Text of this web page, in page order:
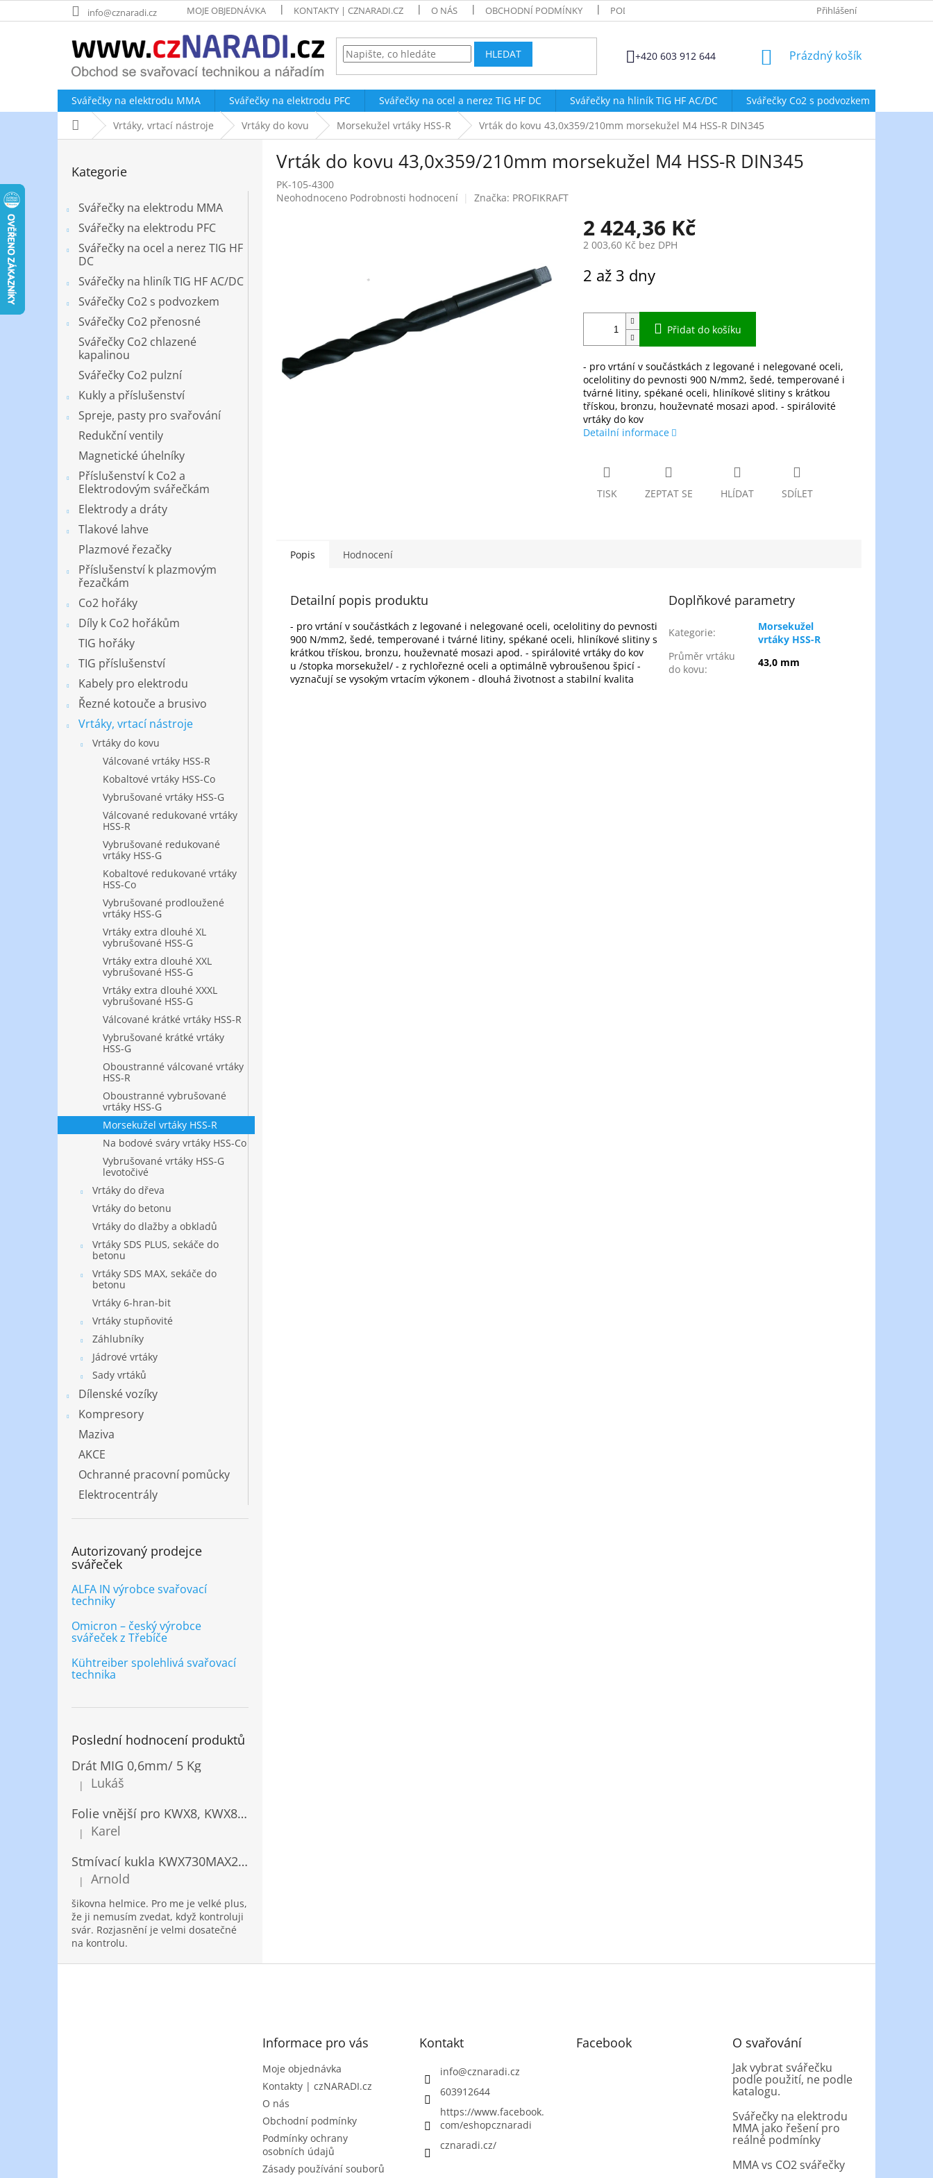
na
info@cznaradi.cz MOJE OBJEDNÁVKA KONTAKTY | CZNARADI.CZ O NÁS OBCHODNÍ PODMÍNKY PODMÍNKY OCHRANY OSOBNÍCH ÚDAJŮ ZÁSADY POUŽÍVÁNÍ
Přihlášení
HLEDAT +420 603 912 644
NÁKUPNÍ
Prázdný košík
Svářečky na elektrodu MMA Svářečky na elektrodu PFC Svářečky na ocel a nerez TIG HF DC Svářečky na hliník TIG HF AC/DC Svářečky Co2 s podvozkem
Domů Vrtáky, vrtací nástroje Vrtáky do kovu Morsekužel vrtáky HSS-R Vrták do kovu 43,0x359/210mm morsekužel M4 HSS-R DIN345
kategorie
Kategorie
Svářečky na elektrodu MMA
Svářečky na elektrodu PFC
Svářečky na ocel a nerez TIG HF
DC
Svářečky na hliník TIG HF AC/DC
Svářečky Co2 s podvozkem
Svářečky Co2 přenosné
Svářečky Co2 chlazené
kapalinou
Svářečky Co2 pulzní
Kukly a příslušenství
Spreje, pasty pro svařování
Redukční ventily
Magnetické úhelníky
Příslušenství k Co2 a
Elektrodovým svářečkám
Elektrody a dráty
Tlakové lahve
Plazmové řezačky
Příslušenství k plazmovým
řezačkám
Co2 hořáky
Díly k Co2 hořákům
TIG hořáky
TIG příslušenství
Kabely pro elektrodu
Řezné kotouče a brusivo
Vrtáky, vrtací nástroje
Vrtáky do kovu
Válcované vrtáky HSS-R
Kobaltové vrtáky HSS-Co
Vybrušované vrtáky HSS-G
Válcované redukované vrtáky
HSS-R
Vybrušované redukované
vrtáky HSS-G
Kobaltové redukované vrtáky
HSS-Co
Vybrušované prodloužené
vrtáky HSS-G
Vrtáky extra dlouhé XL
vybrušované HSS-G
Vrtáky extra dlouhé XXL
vybrušované HSS-G
Vrtáky extra dlouhé XXXL
vybrušované HSS-G
Válcované krátké vrtáky HSS-R
Vybrušované krátké vrtáky
HSS-G
Oboustranné válcované vrtáky
HSS-R
Oboustranné vybrušované
vrtáky HSS-G
Morsekužel vrtáky HSS-R
Na bodové sváry vrtáky HSS-Co
Vybrušované vrtáky HSS-G
levotočivé
Vrtáky do dřeva
Vrtáky do betonu
Vrtáky do dlažby a obkladů
Vrtáky SDS PLUS, sekáče do
betonu
Vrtáky SDS MAX, sekáče do
betonu
Vrtáky 6-hran-bit
Vrtáky stupňovité
Záhlubníky
Jádrové vrtáky
Sady vrtáků
Dílenské vozíky
Kompresory
Maziva
AKCE
Ochranné pracovní pomůcky
Elektrocentrály
Autorizovaný prodejce
svářeček
ALFA IN výrobce svařovací
techniky
Omicron – český výrobce
svářeček z Třebíče
Kühtreiber spolehlivá svařovací
technika
Poslední hodnocení produktů
Drát MIG 0,6mm/ 5 Kg
Hodnocení produktu je 5 z 5 hvězdiček.
|
Lukáš
Folie vnější pro KWX8, KWX820/ 10ks
Hodnocení produktu je 5 z 5 hvězdiček.
|
Karel
Stmívací kukla KWX730MAX2,5!® + NANOClean
Hodnocení produktu je 5 z 5 hvězdiček.
| Arnold
šikovna helmice. Pro me je velké plus,
že ji nemusím zvedat, když kontroluji
svár. Rozjasnění je velmi dosatečné
na kontrolu.
Vrták do kovu 43,0x359/210mm morsekužel M4 HSS-R DIN345
PK-105-4300
Průměrné
Neohodnoceno Podrobnosti hodnocení Značka: PROFIKRAFT
2 424,36 Kč
2 003,60 Kč bez DPH
cena:
2 až 3 dny
Přidat do košíku
- pro vrtání v součástkách z legované i nelegované oceli,
ocelolitiny do pevnosti 900 N/mm2, šedé, temperované i
tvárné litiny, spékané oceli, hliníkové slitiny s krátkou
třískou, bronzu, houževnaté mosazi apod. - spirálovité
vrtáky do kov
Detailní informace
TISK ZEPTAT SE HLÍDAT SDÍLET
Popis Hodnocení
Detailní popis produktu
- pro vrtání v součástkách z legované i nelegované oceli, ocelolitiny do pevnosti
900 N/mm2, šedé, temperované i tvárné litiny, spékané oceli, hliníkové slitiny s
krátkou třískou, bronzu, houževnaté mosazi apod. - spirálovité vrtáky do kov
u /stopka morsekužel/ - z rychlořezné oceli a optimálně vybroušenou špicí -
vyznačují se vysokým vrtacím výkonem - dlouhá životnost a stabilní kvalita
Doplňkové parametry
Kategorie:
Morsekužel
vrtáky HSS-R
Průměr vrtáku
do kovu:
43,0 mm
Informace pro vás
Moje objednávka
Kontakty | czNARADI.cz
O nás
Obchodní podmínky
Podmínky ochrany
osobních údajů
Zásady používání souborů
Kontakt
info@cznaradi.cz
603912644
https://www.facebook.
com/eshopcznaradi
cznaradi.cz/
Facebook O svařování
Jak vybrat svářečku
podle použití, ne podle
katalogu.
Svářečky na elektrodu
MMA jako řešení pro
reálné podmínky
MMA vs CO2 svářečky